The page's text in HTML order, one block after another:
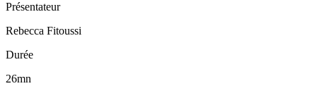
Présentateur
Rebecca Fitoussi
Durée
26mn